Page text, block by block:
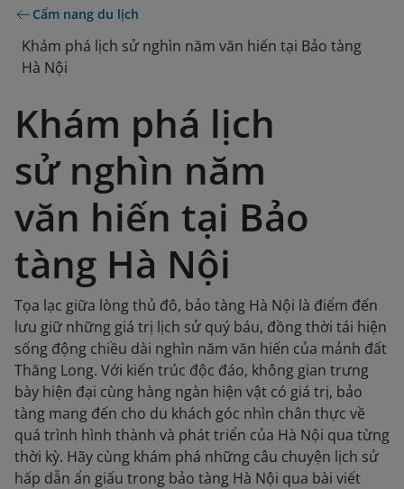
Cẩm nang du lịch
Khám phá lịch sử nghìn năm văn hiến tại Bảo tàng
Hà Nội
Khám phá lịch
sử nghìn năm
văn hiến tại Bảo
tàng Hà Nội
Tọa lạc giữa lòng thủ đô, bảo tàng Hà Nội là điểm đến
lưu giữ những giá trị lịch sử quý báu, đồng thời tái hiện
sống động chiều dài nghìn năm văn hiến của mảnh đất
Thăng Long. Với kiến trúc độc đáo, không gian trưng
bày hiện đại cùng hàng ngàn hiện vật có giá trị, bảo
tàng mang đến cho du khách góc nhìn chân thực về
quá trình hình thành và phát triển của Hà Nội qua từng
thời kỳ. Hãy cùng khám phá những câu chuyện lịch sử
hấp dẫn ẩn giấu trong bảo tàng Hà Nội qua bài viết